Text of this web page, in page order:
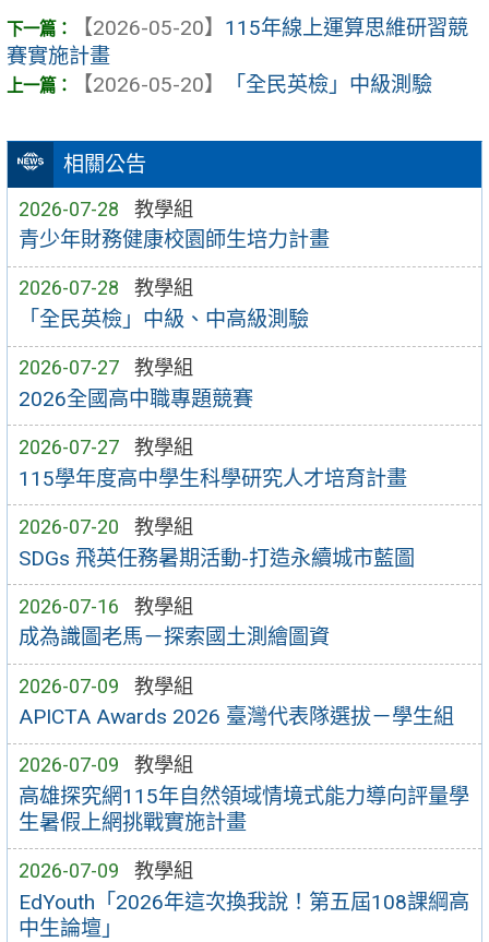
相關公告
2026-07-28 教學組
青少年財務健康校園師生培力計畫
2026-07-28 教學組
「全民英檢」中級、中高級測驗
2026-07-27 教學組
2026全國高中職專題競賽
2026-07-27 教學組
115學年度高中學生科學研究人才培育計畫
2026-07-20 教學組
SDGs 飛英任務暑期活動-打造永續城市藍圖
2026-07-16 教學組
成為識圖老馬－探索國土測繪圖資
2026-07-09 教學組
APICTA Awards 2026 臺灣代表隊選拔－學生組
2026-07-09 教學組
高雄探究網115年自然領域情境式能力導向評量學
生暑假上網挑戰實施計畫
2026-07-09 教學組
EdYouth「2026年這次換我說！第五屆108課綱高
中生論壇」
【2026-05-20】 115年線上運算思維研習競
賽實施計畫
【2026-05-20】
「全民英檢」中級測驗